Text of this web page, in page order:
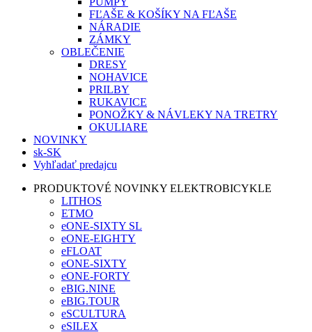
FĽAŠE & KOŠÍKY NA FĽAŠE
NÁRADIE
ZÁMKY
OBLEČENIE
DRESY
NOHAVICE
PRILBY
RUKAVICE
PONOŽKY & NÁVLEKY NA TRETRY
OKULIARE
NOVINKY
sk-SK
Vyhľadať predajcu
PRODUKTOVÉ NOVINKY ELEKTROBICYKLE
LITHOS
ETMO
eONE-SIXTY SL
eONE-EIGHTY
eFLOAT
eONE-SIXTY
eONE-FORTY
eBIG.NINE
eBIG.TOUR
eSCULTURA
eSILEX